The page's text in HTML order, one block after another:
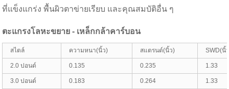
ที่แข็งแกร่ง พื้นผิวตาข่ายเรียบ และคุณสมบัติอื่น ๆ
ตะแกรงโลหะขยาย - เหล็กกล้าคาร์บอน
สไตล์ ความหนา(นิ้ว) สแตรนด์(นิ้ว) SWD(นิ้
2.0 ปอนด์ 0.135 0.235 1.33
3.0 ปอนด์ 0.183 0.264 1.33